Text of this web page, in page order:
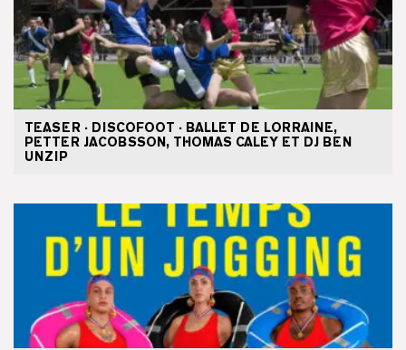
TEASER · DISCOFOOT · BALLET DE LORRAINE,
PETTER JACOBSSON, THOMAS CALEY ET DJ BEN
UNZIP